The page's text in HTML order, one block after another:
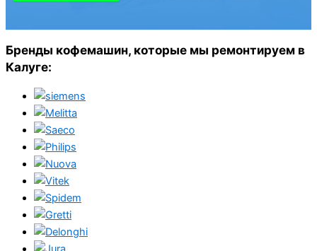
Бренды кофемашин, которые мы ремонтируем в
Калуге: